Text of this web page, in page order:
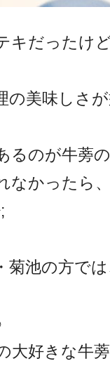
キだったけ
の美味しさ
るのが牛蒡
なかったら
菊池の方で
大好きな牛